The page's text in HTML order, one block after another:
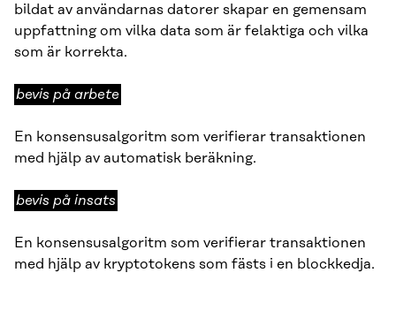
bildat av användarnas datorer skapar en gemensam
uppfattning om vilka data som är felaktiga och vilka
som är korrekta.
bevis
arbete
bevis på arbete
En konsensusalgoritm som verifierar transaktionen
med hjälp av automatisk beräkning.
bevis
insats
bevis på insats
En konsensusalgoritm som verifierar transaktionen
med hjälp av kryptotokens som fästs i en blockkedja.